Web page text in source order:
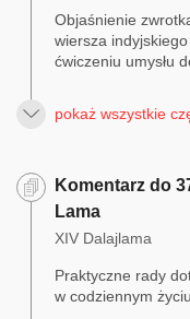
Objaśnienie
wiersza
ćwiczeniu umysłu
pokaż wszystkie
Komentarz do
Lama
XIV Dalajlama
Praktyczne rady
w codziennym życiu.